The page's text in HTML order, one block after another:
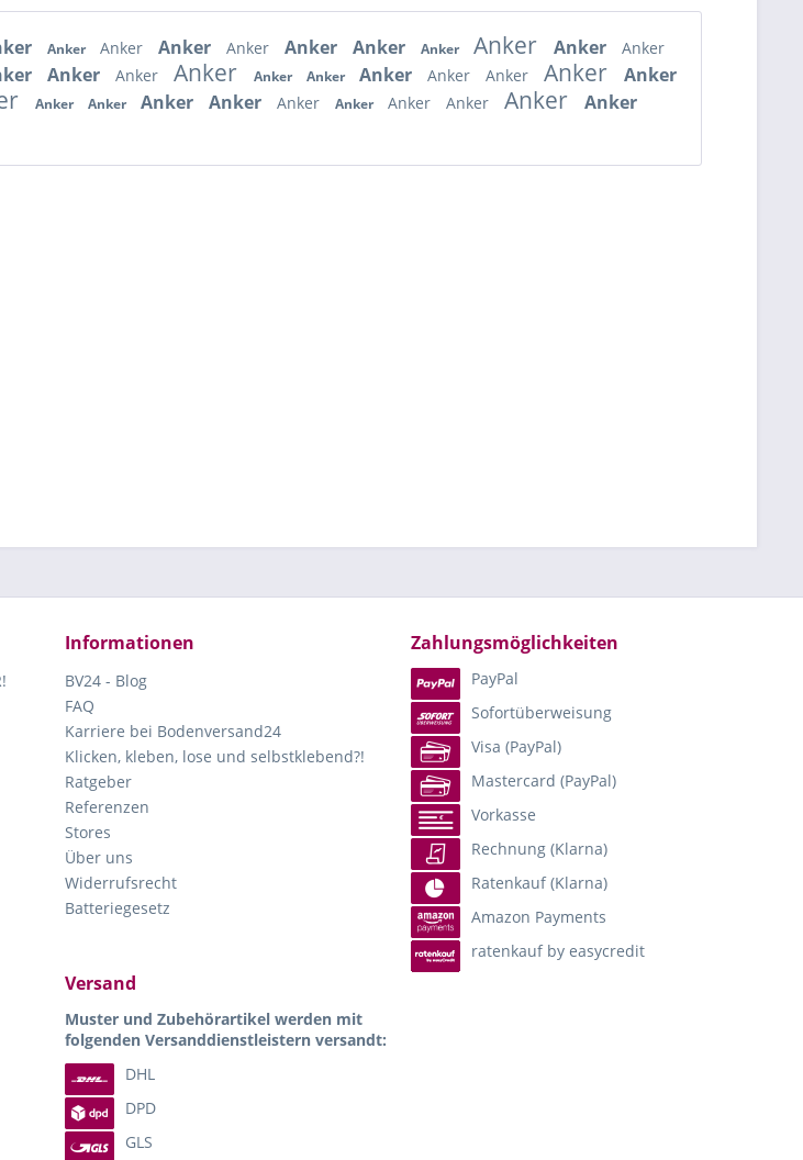
Anker Anker Anker Anker Anker Anker Anker Anker Anker
Anker
Anker Anker Anker Anker Anker Anker Anker Anker Anker Anker
Anker Anker Anker Anker Anker Anker Anker Anker Anker Anker
Informationen
BV24 - Blog
FAQ
Karriere bei Bodenversand24
Klicken, kleben, lose und selbstklebend?!
Ratgeber
Referenzen
Stores
Über uns
Widerrufsrecht
Batteriegesetz
Versand
Muster und Zubehörartikel werden mit
folgenden Versanddienstleistern versandt:
DHL
DPD
GLS
Zahlungsmöglichkeiten
PayPal
Sofortüberweisung
Visa (PayPal)
Mastercard (PayPal)
Vorkasse
Rechnung (Klarna)
Ratenkauf (Klarna)
Amazon Payments
ratenkauf by easycredit